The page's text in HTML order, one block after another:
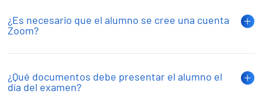
¿Es necesario que el alumno se cree una cuenta
Zoom?
¿Qué documentos debe presentar el alumno el
día del examen?